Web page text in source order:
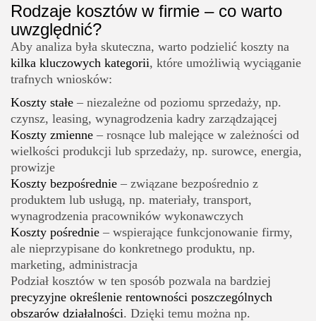
Rodzaje kosztów w firmie – co warto
uwzględnić?
Aby analiza była skuteczna, warto podzielić koszty na
kilka kluczowych kategorii, które umożliwią wyciąganie
trafnych wniosków:
Koszty stałe – niezależne od poziomu sprzedaży, np.
czynsz, leasing, wynagrodzenia kadry zarządzającej
Koszty zmienne – rosnące lub malejące w zależności od
wielkości produkcji lub sprzedaży, np. surowce, energia,
prowizje
Koszty bezpośrednie – związane bezpośrednio z
produktem lub usługą, np. materiały, transport,
wynagrodzenia pracowników wykonawczych
Koszty pośrednie – wspierające funkcjonowanie firmy,
ale nieprzypisane do konkretnego produktu, np.
marketing, administracja
Podział kosztów w ten sposób pozwala na bardziej
precyzyjne określenie rentowności poszczególnych
obszarów działalności. Dzięki temu można np.